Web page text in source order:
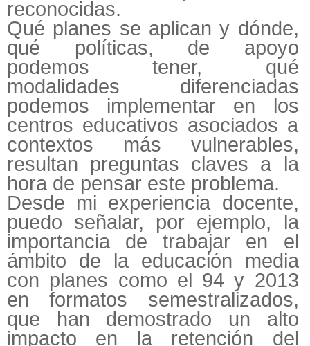
reconocidas.
Qué planes se aplican y dónde,
qué políticas, de apoyo
podemos tener, qué
modalidades diferenciadas
podemos implementar en los
centros educativos asociados a
contextos más vulnerables,
resultan preguntas claves a la
hora de pensar este problema.
Desde mi experiencia docente,
puedo señalar, por ejemplo, la
importancia de trabajar en el
ámbito de la educación media
con planes como el 94 y 2013
en formatos semestralizados,
que han demostrado un alto
impacto en la retención del